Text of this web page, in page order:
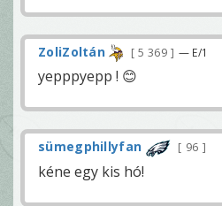
ZoliZoltán 5 369 — E/1
yepppyepp ! 😊
sümegphillyfan 96
kéne egy kis hó!